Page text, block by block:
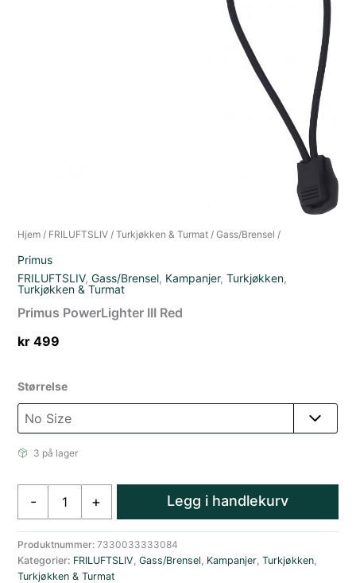
Hjem / FRILUFTSLIV /Turkjøkken & Turmat /Gass/Brensel /
Primus
FRILUFTSLIV,Gass/Brensel, Kampanjer,Turkjøkken,
Turkjøkken & Turmat
Primus PowerLighter III Red
kr 499
Størrelse
3 på lager
-
PowerLighter
Red
antall
+ Legg i handlekurv
Produktnummer:7330033333084
Kategorier: FRILUFTSLIV ,Gass/Brensel Kampanjer ,Turkjøkken
Turkjøkken & Turmat